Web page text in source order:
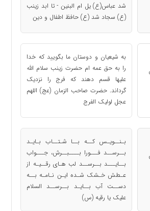
شد عباس(ع) یل ام البنین - تا ابد زینب
(ع) سجاد شد (ع) حافظ اطفال و دین
به شیعیان و دوستان ما بگویید که خدا
را به حق عمه ام حضرت زینب سلام الله
علیها قسم دهند که فرج را نزدیک
گرداند. حضرت صاحب الزمان (عج) اللهم
عجل لولیک الفرج
بـنــویـس کــه بــا شـتــاب بـایـد
بــرســد فـــورا بــــبــرش، جـــواب
بــایـــد بــرســد لب هـای رقــیـه از
عـطش خـشک شـده ایـن نـامـه بــه
دســت آب بــایـد بــرســد السلام
علیک یا رقیه (س)